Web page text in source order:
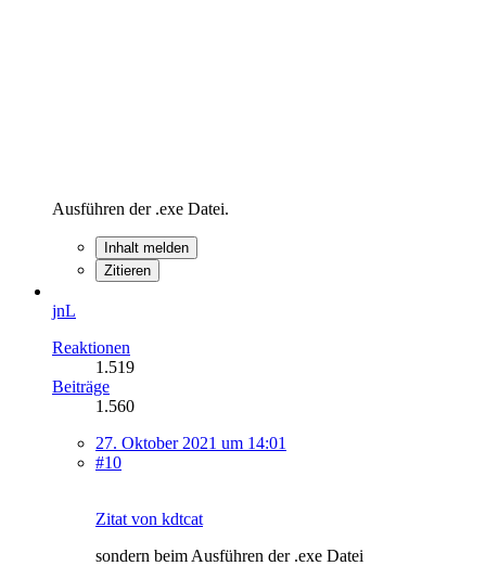
Ausführen der .exe Datei.
Inhalt melden
Zitieren
jnL
Reaktionen
1.519
Beiträge
1.560
27. Oktober 2021 um 14:01
#10
Zitat von kdtcat
sondern beim Ausführen der .exe Datei